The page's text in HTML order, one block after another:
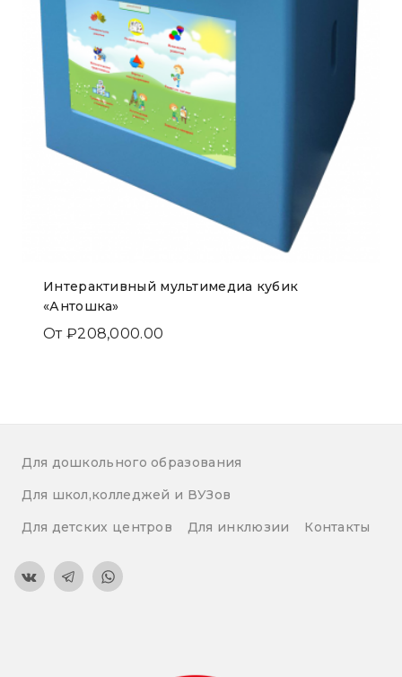
Интерактивный мультимедиа кубик
«Антошка»
От ₽208,000.00
Для дошкольного образования
Для школ,колледжей и ВУЗов
Для детских центров
Для инклюзии Контакты